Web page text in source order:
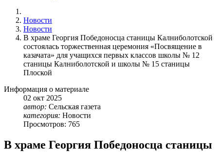
Новости
Новости
В храме Георгия Победоносца станицы Калниболотской
состоялась торжественная церемония «Посвящение в
казачата» для учащихся первых классов школы № 12
станицы Калниболотской и школы № 15 станицы
Плоской
Информация о материале
02 окт 2025
автор: Сельская газета
категория: Новости
Просмотров: 765
В храме Георгия Победоносца станицы